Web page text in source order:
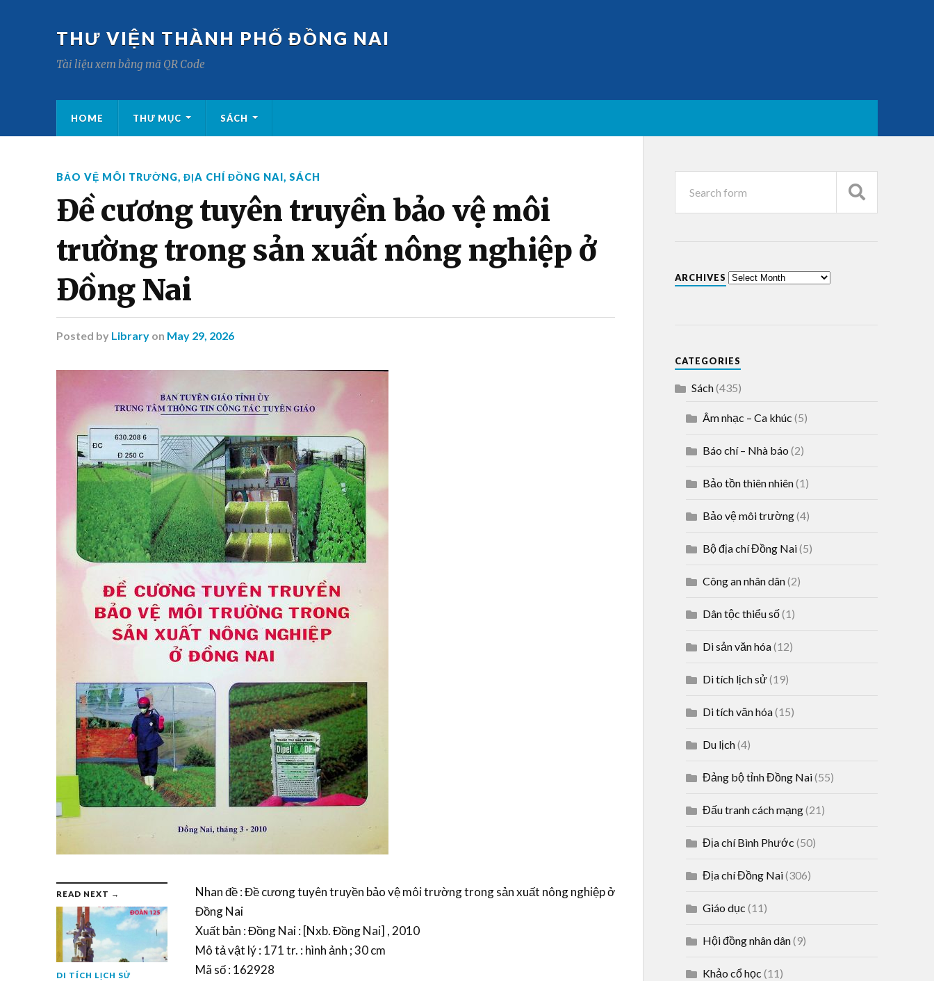
THƯ VIỆN THÀNH PHỐ ĐỒNG NAI
Tài liệu xem bằng mã QR Code
HOME THƯ MỤC SÁCH
BẢO VỆ MÔI TRƯỜNG, ĐỊA CHÍ ĐỒNG NAI, SÁCH
Đề cương tuyên truyền bảo vệ môi
trường trong sản xuất nông nghiệp ở
Đồng Nai
Posted by Library on May 29, 2026
READ NEXT →
DI TÍCH LỊCH SỬ
Nhan đề : Đề cương tuyên truyền bảo vệ môi trường trong sản xuất nông nghiệp ở
Đồng Nai
Xuất bản : Đồng Nai : [Nxb. Đồng Nai] , 2010
Mô tả vật lý : 171 tr. : hình ảnh ; 30 cm
Mã số : 162928
ARCHIVES
CATEGORIES
Sách(435)
Âm nhạc – Ca khúc (5)
Báo chí – Nhà báo (2)
Bảo tồn thiên nhiên(1)
Bảo vệ môi trường(4)
Bộ địa chí Đồng Nai(5)
Công an nhân dân(2)
Dân tộc thiểu số(1)
Di sản văn hóa(12)
Di tích lịch sử(19)
Di tích văn hóa(15)
Du lịch(4)
Đảng bộ tỉnh Đồng Nai(55)
Đấu tranh cách mạng(21)
Địa chí Bình Phước (50)
Địa chí Đồng Nai(306)
Giáo dục (11)
Hội đồng nhân dân(9)
Khảo cổ học (11)